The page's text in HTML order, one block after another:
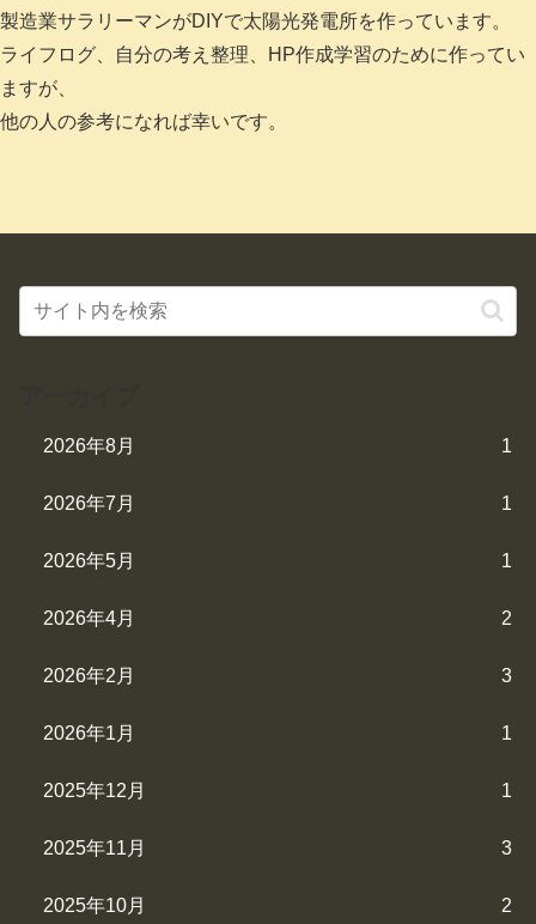
製造業サラリーマンがDIYで太陽光発電所を作っています。
ライフログ、自分の考え整理、HP作成学習のために作ってい
ますが、
他の人の参考になれば幸いです。
2026年8月 1
2026年7月 1
2026年5月 1
2026年4月 2
2026年2月 3
2026年1月 1
2025年12月 1
2025年11月 3
2025年10月 2